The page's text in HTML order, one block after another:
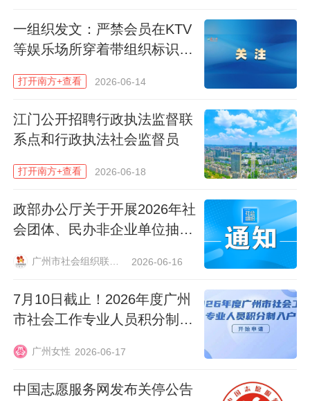
具体查验方式包括通过民政部社会组织管理
局官方网站“中国社会组织政务服务平
台”（网址：https://chinanpo.mca.gov.cn/）
询；通过关注民政部社会组织管理局官方微
信公众号“中国社会组织动态”，点击“我要查
询”进行查询；通过关注广东省民政厅官方微
中“社会组织查询”进行查询。
公告提醒，为便于快速核查处置，举报时尽
量提供以下内容：“山寨社团”或非法社会组
织的完整名称；活动地点、联系方式、活动
形式；开展非法活动的具体事实、相关线索
或证据。
举报电话
一组织发文：严禁会员在KTV
等娱乐场所穿着带组织标识服
打开南方+查看 2026-06-14
江门公开招聘行政执法监督联
系点和行政执法社会监督员
打开南方+查看 2026-06-18
政部办公厅关于开展2026年社
会团体、民办非企业单位抽查
广州市社会组织联合会 2026-06-16
7月10日截止！2026年度广州
市社会工作专业人员积分制入
广州女性 2026-06-17
中国志愿服务网发布关停公告